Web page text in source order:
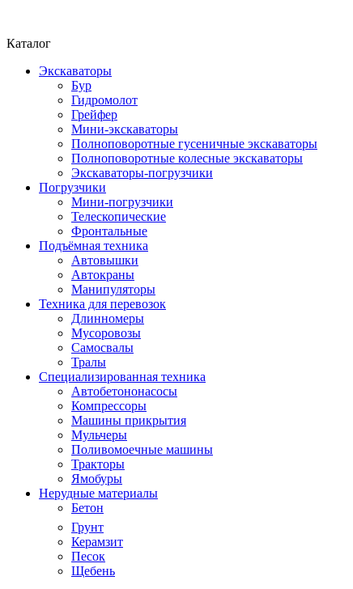
Каталог
Нерудные материалы
Бетон
Грунт
Керамзит
Песок
Щебень
Погрузчики
Мини-погрузчики
Телескопические
Фронтальные
Подъёмная техника
Автовышки
Автокраны
Манипуляторы
Специализированная техника
Автобетононасосы
Компрессоры
Машины прикрытия
Мульчеры
Поливомоечные машины
Тракторы
Ямобуры
Техника для перевозок
Длинномеры
Мусоровозы
Самосвалы
Тралы
Экскаваторы
Бур
Гидромолот
Грейфер
Мини-экскаваторы
Полноповоротные гусеничные экскаваторы
Полноповоротные колесные экскаваторы
Экскаваторы-погрузчики